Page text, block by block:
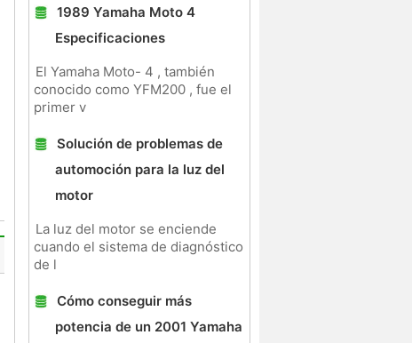
1989 Yamaha Moto 4
Especificaciones
El Yamaha Moto- 4 , también
conocido como YFM200 , fue el
primer v
Solución de problemas de
automoción para la luz del
motor
La luz del motor se enciende
cuando el sistema de diagnóstico
de l
Cómo conseguir más
potencia de un 2001 Yamaha